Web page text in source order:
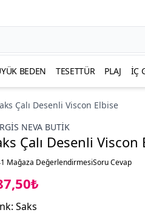
BEDEN TESETTÜR PLAJ İÇ
Çalı Desenli Viscon Elbise
NEVA BUTIK
Çalı Desenli Viscon
Mağaza DeğerlendirmesiSoru Cevap
: Saks